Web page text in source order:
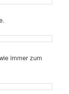
immer zum